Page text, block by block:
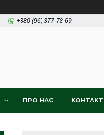
+380 (96) 377-78-69
ПРО НАС